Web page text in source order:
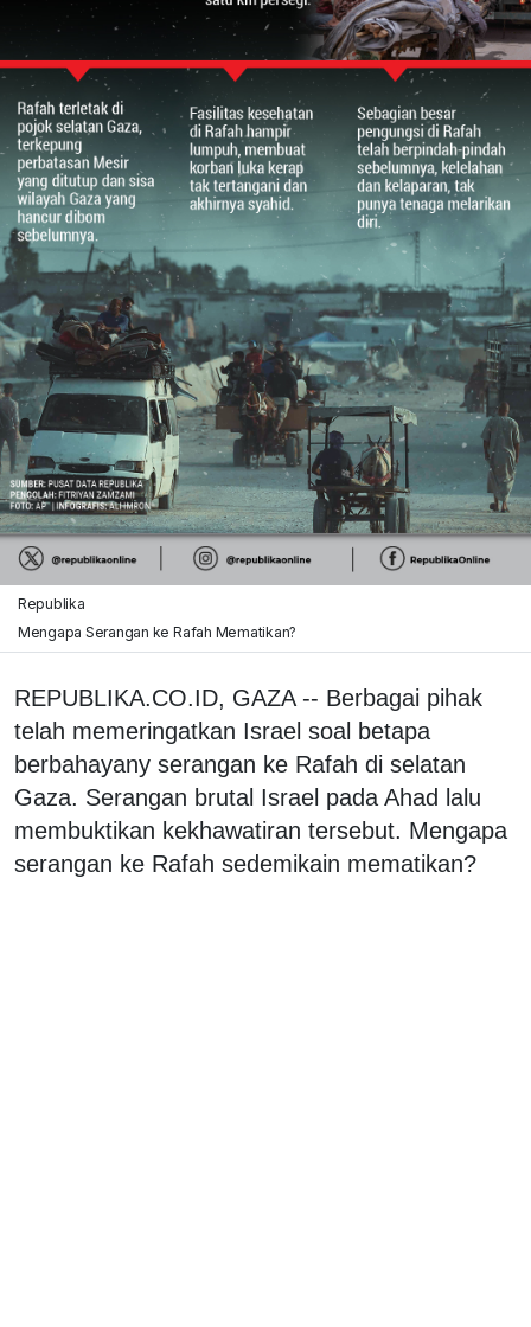
Republika
Mengapa Serangan ke Rafah Mematikan?
REPUBLIKA.CO.ID, GAZA -- Berbagai pihak
telah memeringatkan Israel soal betapa
berbahayany serangan ke Rafah di selatan
Gaza. Serangan brutal Israel pada Ahad lalu
membuktikan kekhawatiran tersebut. Mengapa
serangan ke Rafah sedemikain mematikan?